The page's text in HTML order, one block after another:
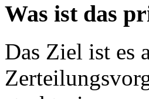
Was ist das
Das Ziel ist es